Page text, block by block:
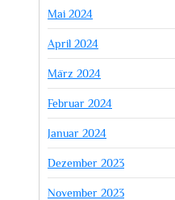
Mai 2024
April 2024
März 2024
Februar 2024
Januar 2024
Dezember 2023
November 2023